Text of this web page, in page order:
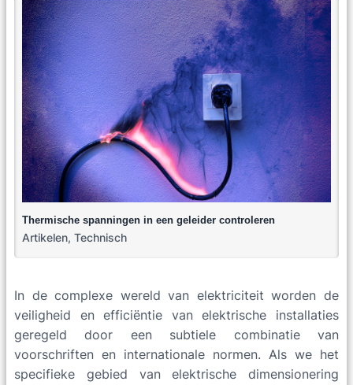
Thermische spanningen in een geleider controleren
Artikelen, Technisch
In de complexe wereld van elektriciteit worden de
veiligheid en efficiëntie van elektrische installaties
geregeld door een subtiele combinatie van
voorschriften en internationale normen. Als we het
specifieke gebied van elektrische dimensionering